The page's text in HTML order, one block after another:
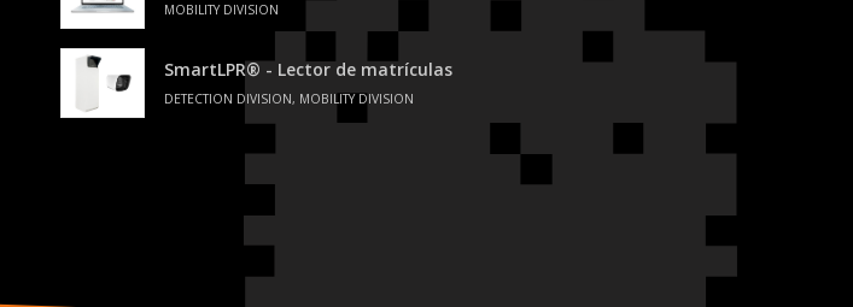
MOBILITY DIVISION
SmartLPR® - Lector de matrículas
DETECTION DIVISION, MOBILITY DIVISION